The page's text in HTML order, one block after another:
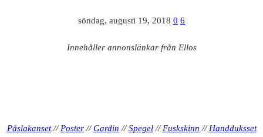
söndag, augusti 19, 2018 0 6
Innehåller annonslänkar från Ellos
Påslakanset//Poster//Gardin //Spegel//Fuskskinn //Handduksset